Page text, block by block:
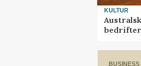
KULTUR
BUSINESS